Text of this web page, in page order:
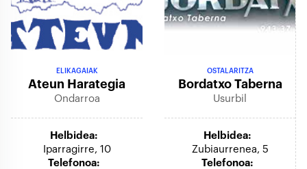
ELIKAGAIAK
Ateun Harategia
Ondarroa
Helbidea:
Iparragirre, 10
Telefonoa:
OSTALARITZA
Bordatxo Taberna
Usurbil
Helbidea:
Zubiaurrenea, 5
Telefonoa: